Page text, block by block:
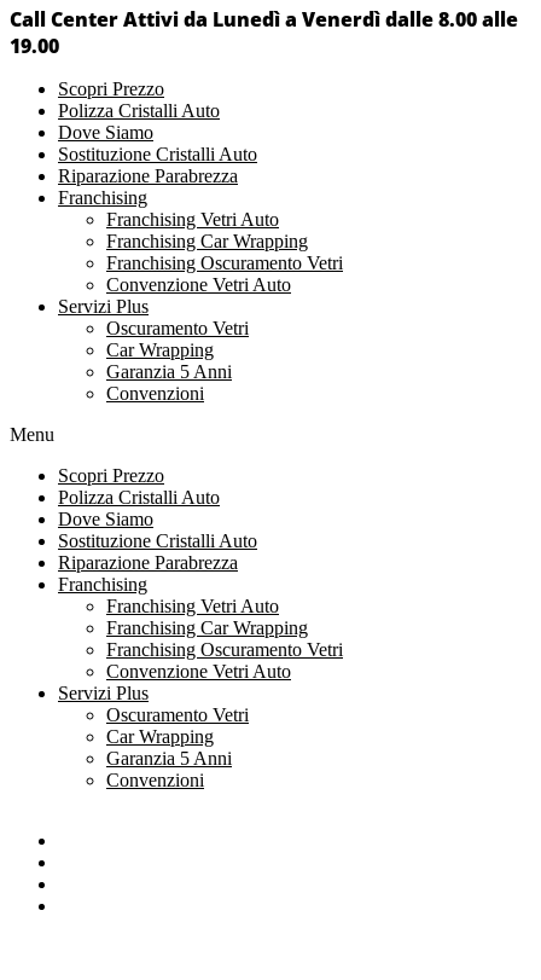
Call Center Attivi da Lunedì a Venerdì dalle 8.00 alle
19.00
Scopri Prezzo
Polizza Cristalli Auto
Dove Siamo
Sostituzione Cristalli Auto
Riparazione Parabrezza
Franchising
Franchising Vetri Auto
Franchising Car Wrapping
Franchising Oscuramento Vetri
Convenzione Vetri Auto
Servizi Plus
Oscuramento Vetri
Car Wrapping
Garanzia 5 Anni
Convenzioni
Menu
Scopri Prezzo
Polizza Cristalli Auto
Dove Siamo
Sostituzione Cristalli Auto
Riparazione Parabrezza
Franchising
Franchising Vetri Auto
Franchising Car Wrapping
Franchising Oscuramento Vetri
Convenzione Vetri Auto
Servizi Plus
Oscuramento Vetri
Car Wrapping
Garanzia 5 Anni
Convenzioni